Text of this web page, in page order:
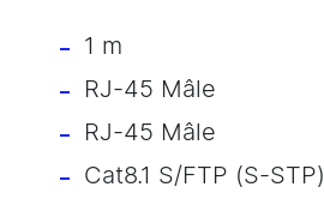
1 m
RJ-45 Mâle
RJ-45 Mâle
Cat8.1 S/FTP (S-STP)